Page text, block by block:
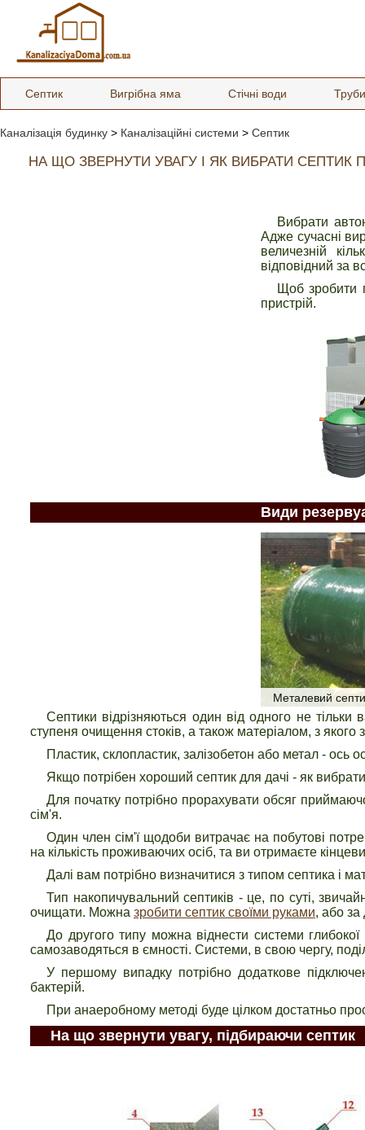
Септик Вигрібна яма Стічні води Труби
Каналізація будинку > Каналізаційні системи > Септик
НА ЩО ЗВЕРНУТИ УВАГУ І ЯК ВИБРАТИ СЕПТИК
Вибрати
Адже сучасні
величезній
відповідний за
Щоб зробити
пристрій.
Види
Металевий
Септики відрізняються один від одного не тільки
ступеня очищення стоків, а також матеріалом, з якого
Пластик, склопластик, залізобетон або метал - ось
Якщо потрібен хороший септик для дачі - як
Для початку потрібно прорахувати обсяг
сім'я.
Один член сім'ї щодоби витрачає на побутові
на кількість проживаючих осіб, та ви отримаєте
Далі вам потрібно визначитися з типом септика і
Тип накопичувальний септиків - це, по суті,
очищати. Можна зробити септик своїми руками, або за
До другого типу можна віднести системи глибокої
самозаводяться в ємності. Системи, в свою чергу,
У першому випадку потрібно додаткове
бактерій.
При анаеробному методі буде цілком достатньо
На що звернути увагу, підбираючи септик